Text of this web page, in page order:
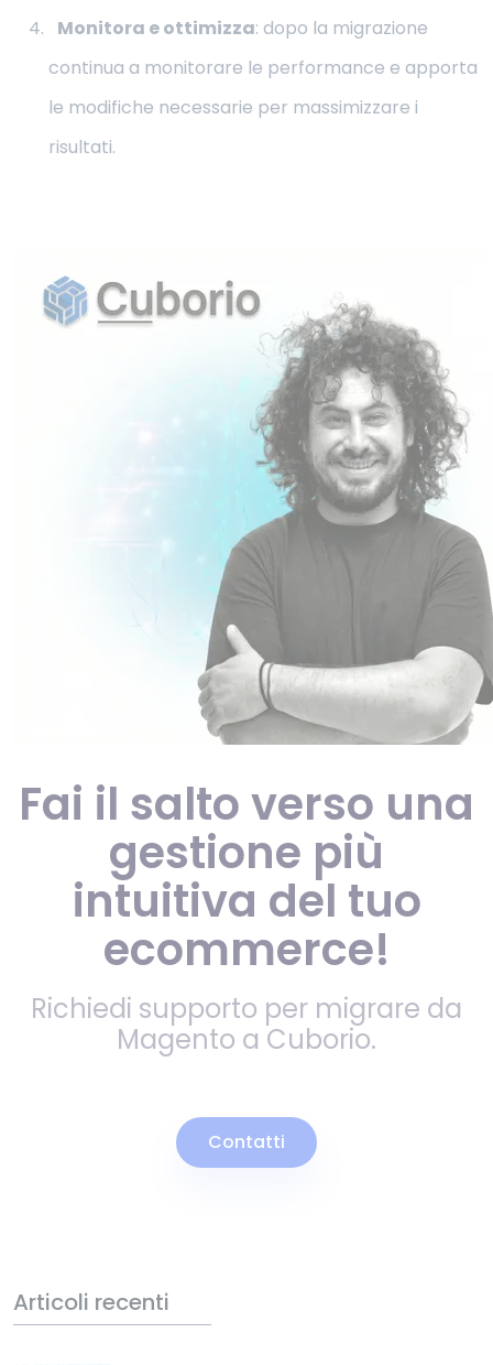
Monitora e ottimizza: dopo la migrazione
continua a monitorare le performance e apporta
le modifiche necessarie per massimizzare i
risultati.
Fai il salto verso una
gestione più
intuitiva del tuo
ecommerce!
Richiedi supporto per migrare da
Magento a Cuborio.
Contatti
Articoli recenti